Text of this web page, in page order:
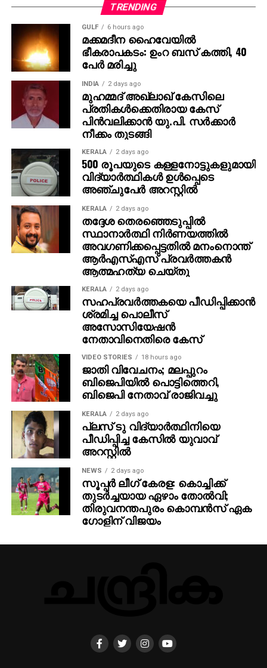
അടിച്ചതറിയുന്നത്. രണ്ടാമത്തെ ടിക്കറ്റിനും 1000 രൂപ
സമ്മാനമായി ലഭിച്ചു. ലോട്ടറി അടിച്ച വിവരം
അറിഞ്ഞപ്പോള്‍ ആദ്യം ഓര്‍ത്തത് സുഹൃത്ത്
മുകേഷിനെയായിരുന്നു. അദ്ദേഹത്തിന്റെ രണ്ട്
പെണ്‍മക്കള്‍ക്ക് 50 ലക്ഷം രൂപ വീതം ആകെ ഒരു കോടി
നല്‍കുമെന്ന് അമിത് പറഞ്ഞു. ‘ പഞ്ചാബിലേക്ക്
വരാന്‍പോലും 8,000 രൂപ കടം വാങ്ങിയിരുന്നു. അത്
ഇപ്പോള്‍ തിരിച്ചടക്കും. കോടിപതിയായെങ്കിലും ഞാന്‍
പഴയപോലെ കച്ചവടം തുടരും. ഭാര്യയുടെ ആഗ്രഹം
പോലെ സ്ഥലം വാങ്ങി വീട് പണിയും ‘ എന്നതായിരുന്നു
അമിതിന്റെ പ്രതികരണം. സാധാരണ മനുഷ്യന്റെ
മനോഹരമായ പങ്കുവെക്കലാണ് ഇപ്പോള്‍ സോഷ്യല്‍
മീഡിയയില്‍ ചര്‍ച്ചയായിരിക്കുന്നത്.
TRENDING
GULF 6 hours ago
മക്കമദീന ഹൈവേയില്‍
ഭീകരാപകടം: ഉംറ ബസ് കത്തി, 40
പേര്‍ മരിച്ചു
INDIA 2 days ago
മുഹമ്മദ് അഖ്‌ലാഖ് കേസിലെ
പ്രതികള്‍ക്കെതിരായ കേസ്
പിന്‍വലിക്കാന്‍ യു.പി. സര്‍ക്കാര്‍
നീക്കം തുടങ്ങി
KERALA 2 days ago
500 രൂപയുടെ കള്ളനോട്ടുകളുമായി
വിദ്യാര്‍ത്ഥികള്‍ ഉള്‍പ്പെടെ
അഞ്ചുപേര്‍ അറസ്റ്റില്‍
KERALA 2 days ago
തദ്ദേശ തെരഞ്ഞെടുപ്പില്‍
സ്ഥാനാര്‍ത്ഥി നിര്‍ണയത്തില്‍
അവഗണിക്കപ്പെട്ടതില്‍ മനംനൊന്ത്
ആര്‍എസ്എസ് പ്രവര്‍ത്തകന്‍
ആത്മഹത്യ ചെയ്തു
KERALA 2 days ago
സഹപ്രവര്‍ത്തകയെ പീഡിപ്പിക്കാന്‍
ശ്രമിച്ച പൊലീസ്
അസോസിയേഷന്‍
നേതാവിനെതിരെ കേസ്
VIDEO STORIES 18 hours ago
ജാതി വിവേചനം; മലപ്പുറം
ബിജെപിയില്‍ പൊട്ടിത്തെറി,
ബിജെപി നേതാവ് രാജിവച്ചു
KERALA 2 days ago
പ്ലസ് ടു വിദ്യാര്‍ത്ഥിനിയെ
പീഡിപ്പിച്ച കേസില്‍ യുവാവ്
അറസ്റ്റില്‍
NEWS 2 days ago
സൂപ്പര്‍ ലീഗ് കേരള: കൊച്ചിക്ക്
തുടര്‍ച്ചയായ ഏഴാം തോല്‍വി;
തിരുവനന്തപുരം കൊമ്പന്‍സ് ഏക
ഗോളിന് വിജയം